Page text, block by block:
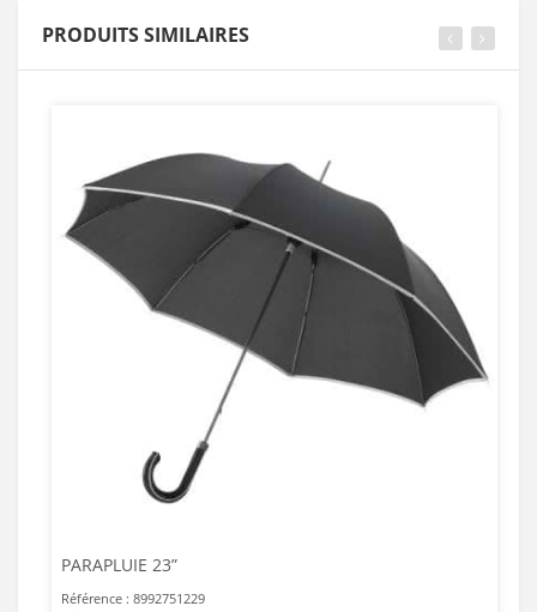
PRODUITS SIMILAIRES
PARAPLUIE 23”
Référence : 8992751229